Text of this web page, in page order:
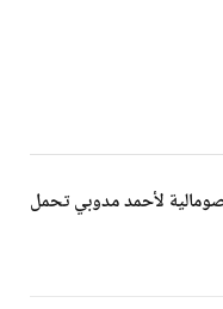
لأحمد مدوبي تحمل